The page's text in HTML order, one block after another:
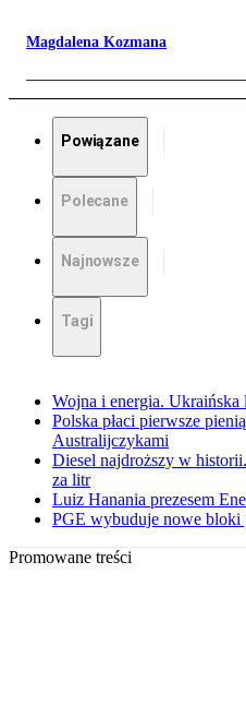
Magdalena Kozmana
Powiązane
Polecane
Najnowsze
Tagi
Wojna i energia.
Polska płaci pierwsze
Australijczykami
Diesel najdroższy w
za litr
Luiz Hanania prezesem
PGE wybuduje nowe bloki
Promowane treści